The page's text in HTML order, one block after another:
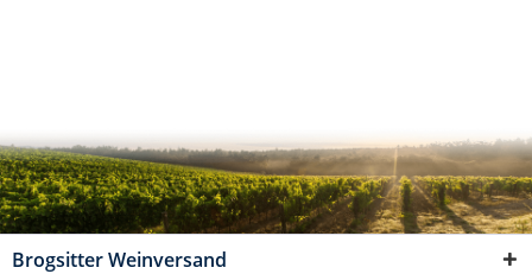
Brogsitter Weinversand